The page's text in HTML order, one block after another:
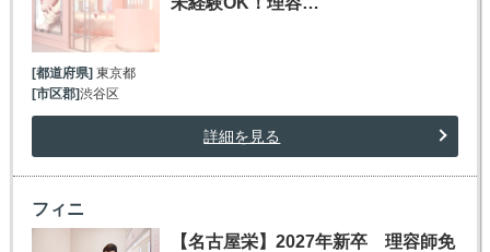
[都道府県]東京都
[市区郡]渋谷区
詳細を見る
フィニ
【名古屋栄】2027年新卒 理容師免